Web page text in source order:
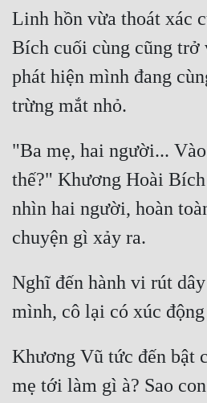
Triều Đấu
Trùng Sinh
Trọng Sinh
Tội Phạm
Vô Địch
Võng Du
Xuyên Nhanh
Xuyên Sách
Linh hồn vừa thoát xác
Bích cuối cùng cũng trở
phát hiện mình đang
"Ba mẹ, hai người...
thế?" Khương Hoài
nhìn hai người, hoàn
Nghĩ đến hành vi rút
Khương Vũ tức đến bật
mẹ tới làm gì à? Sao